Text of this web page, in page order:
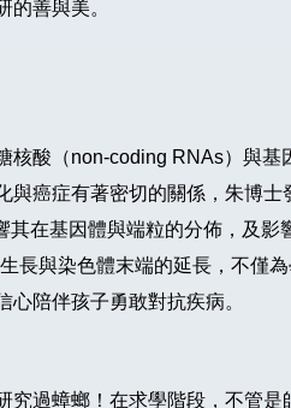
善與美。
核酸（non-coding RNAs）與基
與癌症有著密切的關係，朱博士
在基因體與端粒的分佈，及影
長與染色體末端的延長，不僅
陪伴孩子勇敢對抗疾病。
究過蟑螂！在求學階段，不管是